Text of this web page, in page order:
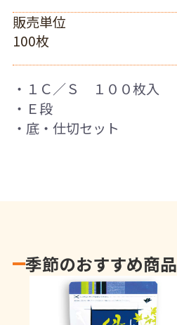
販売単位
100枚
・１Ｃ／Ｓ １００枚入
・Ｅ段
・底・仕切セット
季節のおすすめ商品